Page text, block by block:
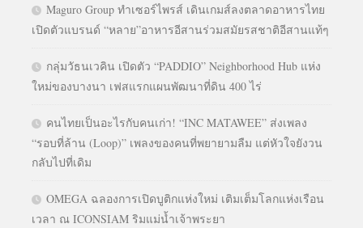
Maguro Group ทำเซอร์ไพรส์ เดินเกมส์ลงตลาดอาหารไทย
เปิดตัวแบรนด์ “หลาย”อาหารอีสานร่วมสมัยรสชาติอีสานแท้ๆ
กลุ่มวัธนเวคิน เปิดตัว “PADDIO” Neighborhood Hub แห่ง
ใหม่ของบางนา เฟสแรกแผนพัฒนาที่ดิน 400 ไร่
คนไทยเป็นอะไรกับคนเก่า! “INC MATAWEE” ส่งเพลง
“รอบที่ล้าน (Loop)” เพลงของคนที่พยายามลืม แต่หัวใจยังวน
กลับไปที่เดิม
OMEGA ฉลองการเปิดบูติกแห่งใหม่ เติมเต็มโลกแห่งเรือน
เวลา ณ ICONSIAM ริมแม่น้ำเจ้าพระยา